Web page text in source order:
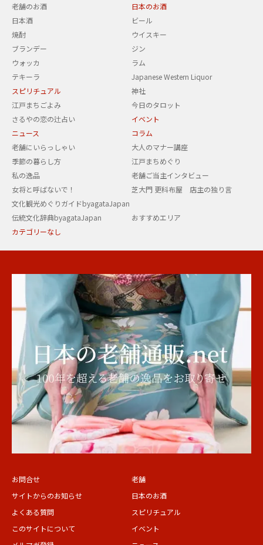
老舗のお酒
日本のお酒
日本酒
ビール
焼酎
ウイスキー
ブランデー
ジン
ウォッカ
ラム
テキーラ
Japanese Western Liquor
スピリチュアル
神社
江戸まちごよみ
今日のタロット
さるやの恋の辻占い
イベント
ニュース
コラム
老舗にいらっしゃい
大人のマナー講座
季節の暮らし方
江戸まちめぐり
私の逸品
老舗ご当主インタビュー
女将と呼ばないで！
芝大門 更科布屋 店主の独り言
文化観光めぐりガイドbyagataJapan
伝統文化辞典byagataJapan
おすすめエリア
カテゴリーなし
お問合せ
サイトからのお知らせ
よくある質問
このサイトについて
老舗
日本のお酒
スピリチュアル
イベント